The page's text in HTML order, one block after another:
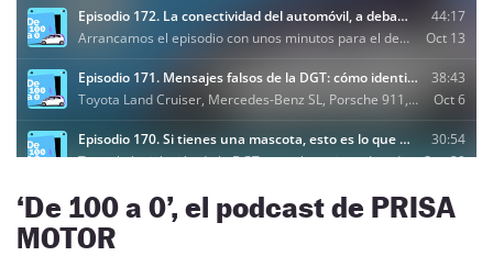
‘De 100 a 0’, el podcast de PRISA
MOTOR